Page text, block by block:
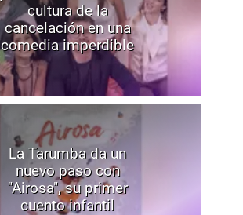
cultura de la
cancelación en una
comedia imperdible
La Tarumba da un
nuevo paso con
"Airosa", su primer
cuento infantil